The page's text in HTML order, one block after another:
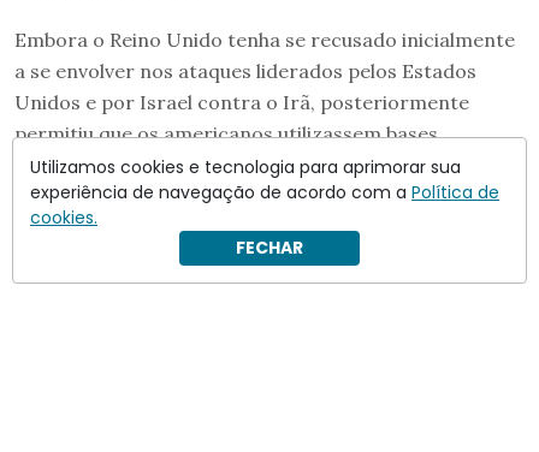
Embora o Reino Unido tenha se recusado inicialmente
a se envolver nos ataques liderados pelos Estados
Unidos e por Israel contra o Irã, posteriormente
permitiu que os americanos utilizassem bases
britânicas.
Utilizamos cookies e tecnologia para aprimorar sua
experiência de navegação de acordo com a Política de
cookies.
FECHAR